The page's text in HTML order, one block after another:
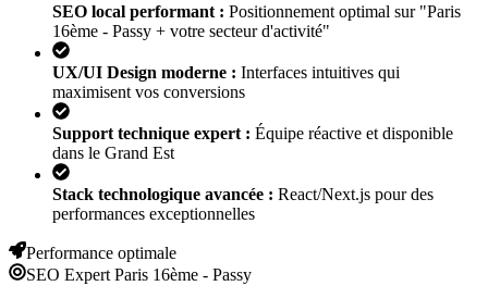
SEO local performant : Positionnement optimal sur "Paris
16ème - Passy + votre secteur d'activité"
UX/UI Design moderne : Interfaces intuitives qui
maximisent vos conversions
Support technique expert : Équipe réactive et disponible
dans le Grand Est
Stack technologique avancée : React/Next.js pour des
performances exceptionnelles
Performance optimale
SEO Expert Paris 16ème - Passy